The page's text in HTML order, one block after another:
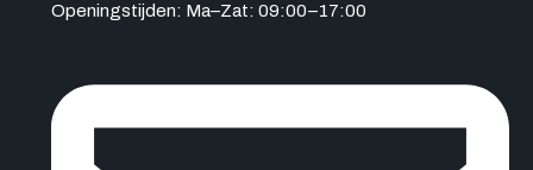
Openingstijden: Ma–Zat: 09:00–17:00